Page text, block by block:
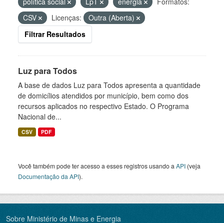
CSV
Licenças:
Outra (Aberta)
Filtrar Resultados
Luz para Todos
A base de dados Luz para Todos apresenta a quantidade
de domicílios atendidos por município, bem como dos
recursos aplicados no respectivo Estado. O Programa
Nacional de...
CSV PDF
Você também pode ter acesso a esses registros usando a API (veja
Documentação da API).
Sobre Ministério de Minas e Energia